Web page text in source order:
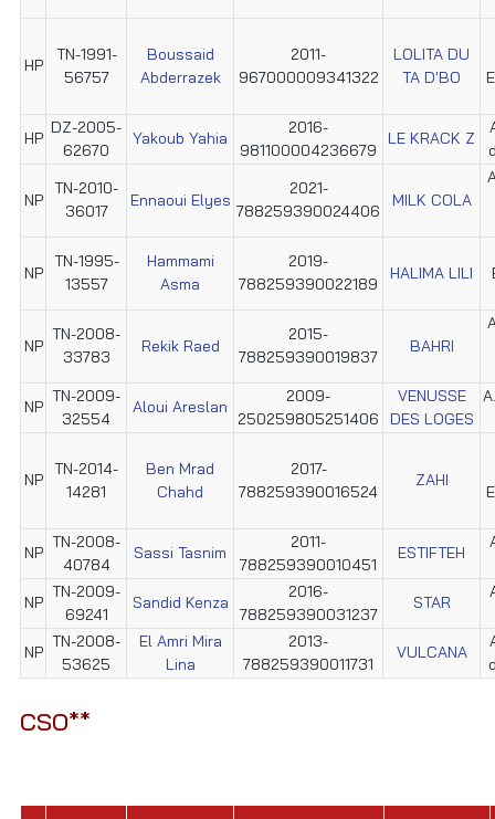
HP
TN-1991-
56757
Boussaid
Abderrazek
2011-
967000009341322
LOLITA DU
TA D'BO
HP
DZ-2005-
62670
Yakoub Yahia
2016-
981100004236679
LE KRACK Z
NP
TN-2010-
36017
Ennaoui Elyes
2021-
788259390024406
MILK COLA
NP
TN-1995-
13557
Hammami
Asma
2019-
788259390022189
HALIMA LILI
NP
TN-2008-
33783
Rekik Raed
2015-
788259390019837
BAHRI
NP
TN-2009-
32554
Aloui Areslan
2009-
250259805251406
VENUSSE
DES LOGES
NP
TN-2014-
14281
Ben Mrad
Chahd
2017-
788259390016524
ZAHI
NP
TN-2008-
40784
Sassi Tasnim
2011-
788259390010451
ESTIFTEH
NP
TN-2009-
69241
Sandid Kenza
2016-
788259390031237
STAR
NP
TN-2008-
53625
El Amri Mira
Lina
2013-
788259390011731
VULCANA
CSO**